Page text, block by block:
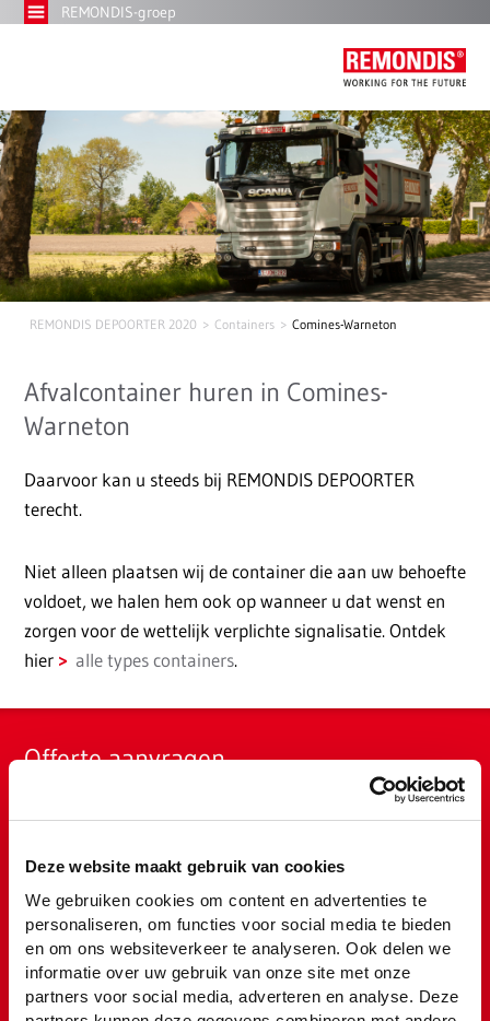
Deze website maakt gebruik van cookies
We gebruiken cookies om content en advertenties te
personaliseren, om functies voor social media te bieden
en om ons websiteverkeer te analyseren. Ook delen we
informatie over uw gebruik van onze site met onze
partners voor social media, adverteren en analyse. Deze
REMONDIS-groep
REMONDIS DEPOORTER 2020 Containers Comines-Warneton
Afvalcontainer huren in Comines-
Warneton
Daarvoor kan u steeds bij REMONDIS DEPOORTER
terecht.
Niet alleen plaatsen wij de container die aan uw behoefte
voldoet, we halen hem ook op wanneer u dat wenst en
zorgen voor de wettelijk verplichte signalisatie. Ontdek
hier
alle types containers.
Offerte aanvragen